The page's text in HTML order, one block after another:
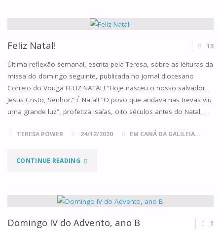
Feliz Natal! 13
Última reflexão semanal, escrita pela Teresa, sobre as leituras da
missa do domingo seguinte, publicada no jornal diocesano
Correio do Vouga FELIZ NATAL! “Hoje nasceu o nosso salvador,
Jesus Cristo, Senhor.” É Natal! “O povo que andava nas trevas viu
uma grande luz”, profetiza Isaías, oito séculos antes do Natal, …
TERESA POWER 24/12/2020 EM CANÁ DA GALILEIA...
CONTINUE READING"FELIZ
Domingo IV do Advento, ano B 1